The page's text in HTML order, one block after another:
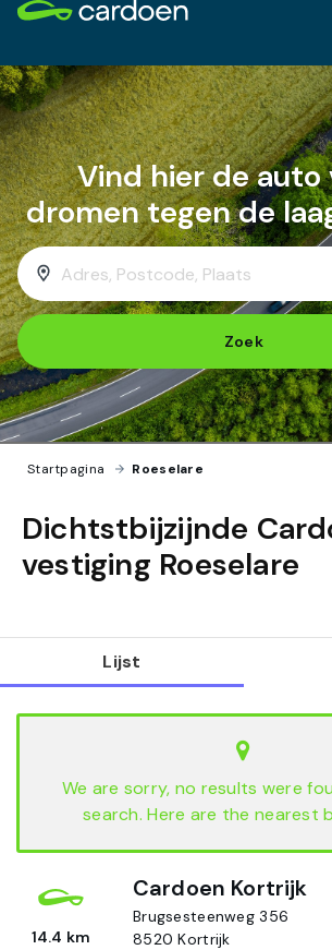
Startpagina › Roeselare
Zoek
Dichtstbijzijnde
vestiging Roeselare
Lijst
We are sorry, no results were
search. Here are the nearest
14.4 km
Cardoen Kortrijk
Brugsesteenweg 356
8520Kortrijk